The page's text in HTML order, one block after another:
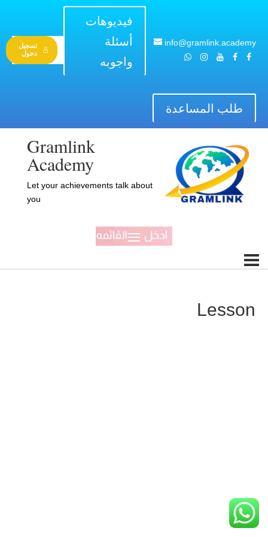
info@gramlink.academy
فيديوهات
أسئلة
واجوبه
تسجيل
دخول
طلب المساعدة
Gramlink
Academy
Let your achievements talk about
you
Lesson